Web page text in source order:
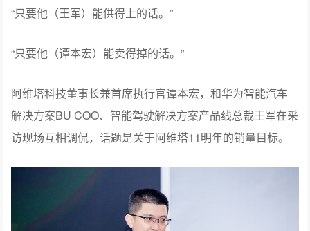
“只要他（王军）能供得上的话。”
“只要他（谭本宏）能卖得掉的话。”
阿维塔科技董事长兼首席执行官谭本宏，和华为智能汽车
解决方案BU COO、智能驾驶解决方案产品线总裁王军在采
访现场互相调侃，话题是关于阿维塔11明年的销量目标。